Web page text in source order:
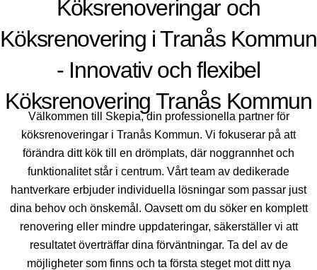
Köksrenoveringar och
Köksrenovering i Tranås Kommun
- Innovativ och flexibel
Köksrenovering Tranås Kommun
Välkommen till Skepia, din professionella partner för
köksrenoveringar i Tranås Kommun. Vi fokuserar på att
förändra ditt kök till en drömplats, där noggrannhet och
funktionalitet står i centrum. Vårt team av dedikerade
hantverkare erbjuder individuella lösningar som passar just
dina behov och önskemål. Oavsett om du söker en komplett
renovering eller mindre uppdateringar, säkerställer vi att
resultatet överträffar dina förväntningar. Ta del av de
möjligheter som finns och ta första steget mot ditt nya